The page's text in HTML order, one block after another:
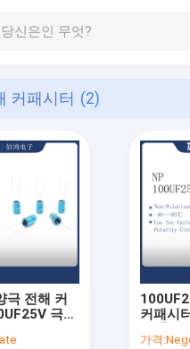
커패시터 (2)
극 전해 커
극성
커패시
가격: